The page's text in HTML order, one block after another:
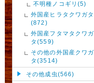
不明種ノコギリ(5)
外国産ヒラタクワガタ
(872)
外国産フタマタクワガ
タ(559)
その他の外国産クワガ
タ(3514)
その他成虫(566)